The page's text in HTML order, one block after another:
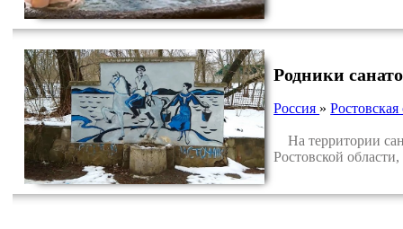
Родники
Россия »Ростовская
На территории
Ростовской